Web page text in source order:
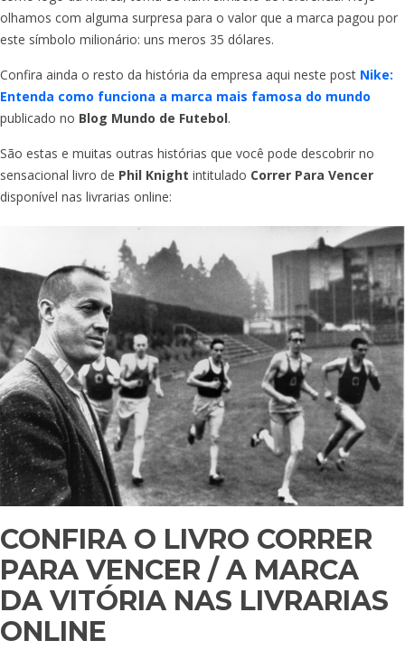
olhamos com alguma surpresa para o valor que a marca pagou por
este símbolo milionário: uns meros 35 dólares.
Confira ainda o resto da história da empresa aqui neste post Nike:
Entenda como funciona a marca mais famosa do mundo
publicado no Blog Mundo de Futebol.
São estas e muitas outras histórias que você pode descobrir no
sensacional livro de Phil Knight intitulado Correr Para Vencer
disponível nas livrarias online:
CONFIRA O LIVRO CORRER
PARA VENCER / A MARCA
DA VITÓRIA NAS LIVRARIAS
ONLINE